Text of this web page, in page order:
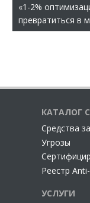
«1-2%
превратиться в
КАТАЛОГ
Cредства
Угрозы
Реестр
УСЛУГИ